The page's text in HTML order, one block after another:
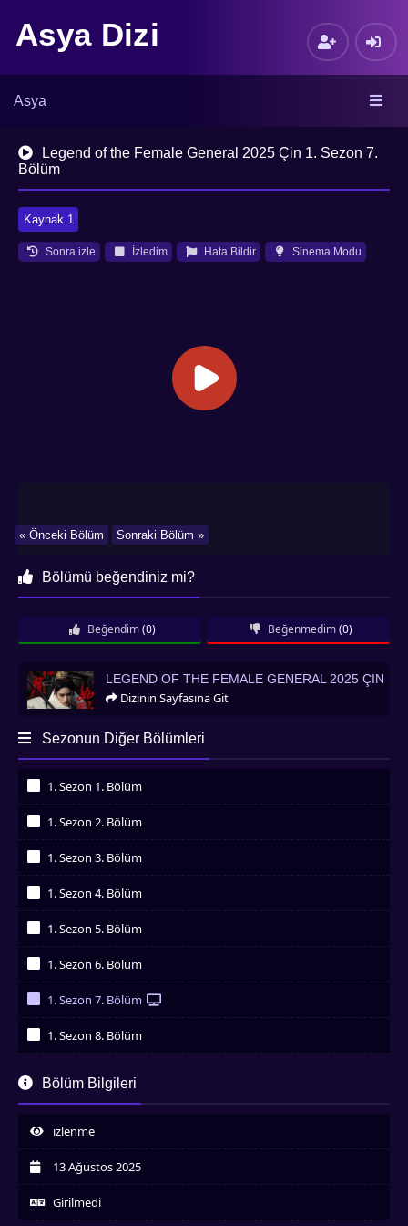
Asya Dizi
Asya
Legend of the Female General 2025 Çin 1. Sezon 7.
Bölüm
Kaynak 1
Sonra izle İzledim Hata Bildir Sinema Modu
Sonraki Bölüm »
« Önceki Bölüm
Bölümü beğendiniz mi?
Beğendim (0) Beğenmedim (0)
Legend of the Female General 2025 Çin
LEGEND OF THE FEMALE GENERAL 2025 ÇIN
Dizinin Sayfasına Git
Sezonun Diğer Bölümleri
1. Sezon 1. Bölüm
1. Sezon 2. Bölüm
1. Sezon 3. Bölüm
1. Sezon 4. Bölüm
1. Sezon 5. Bölüm
1. Sezon 6. Bölüm
1. Sezon 7. Bölüm
1. Sezon 8. Bölüm
İzledim
İzledim
1. Sezon 10. Bölüm
İzledim
İzledim
1. Sezon 12. Bölüm
Bölüm Bilgileri
izlenme
13 Ağustos 2025
Girilmedi